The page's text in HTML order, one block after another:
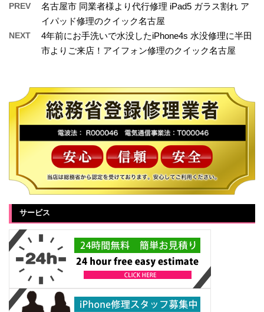
PREV
名古屋市 同業者様より代行修理 iPad5 ガラス割れ ア
イパッド修理のクイック名古屋
NEXT
4年前にお手洗いで水没したiPhone4s 水没修理に半田
市よりご来店！アイフォン修理のクイック名古屋
サービス